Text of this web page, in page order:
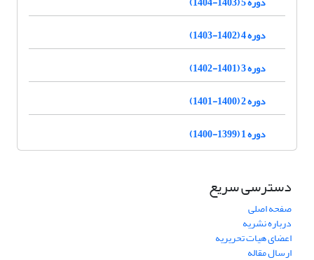
دوره 4 (1402-1403)
دوره 3 (1401-1402)
دوره 2 (1400-1401)
دوره 1 (1399-1400)
دسترسی سریع
صفحه اصلی
درباره نشریه
اعضای هیات تحریریه
ارسال مقاله